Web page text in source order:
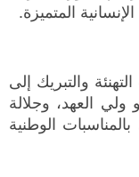
المتميزة.
والتبريك إلى
ولي العهد، وجلالة
الوطنية